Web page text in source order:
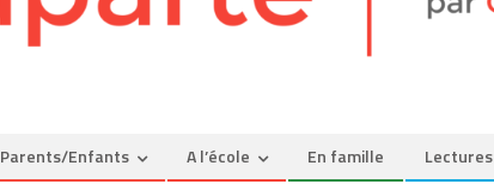
Parents/Enfants A l’école En famille Lectures